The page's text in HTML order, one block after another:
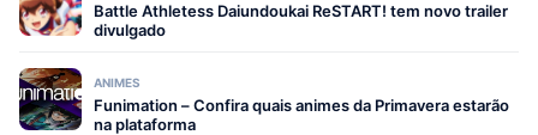
Battle Athletess Daiundoukai ReSTART! tem novo trailer
divulgado
ANIMES
Funimation – Confira quais animes da Primavera estarão
na plataforma